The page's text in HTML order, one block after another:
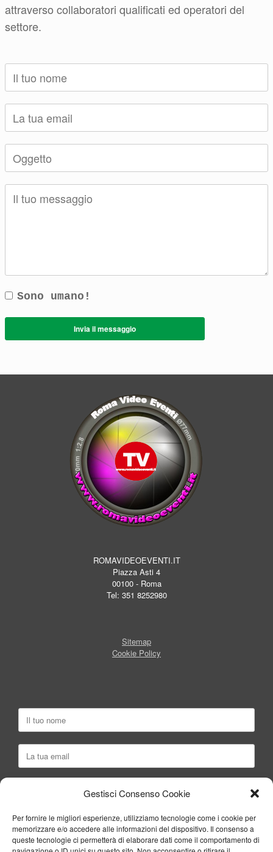
Gestisci Consenso Cookie
Per fornire le migliori esperienze, utilizziamo tecnologie come i cookie per
memorizzare e/o accedere alle informazioni del dispositivo. Il consenso a
queste tecnologie ci permetterà di elaborare dati come il comportamento di
attraverso collaboratori qualificati ed operatori del
settore.
Sono umano!
Invia il messaggio
ROMAVIDEOEVENTI.IT
Piazza Asti 4
00100 - Roma
Tel: 351 8252980
Sitemap
Cookie Policy